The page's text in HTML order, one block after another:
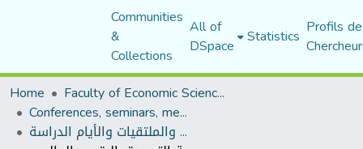
Communities
&
Collections
All of
DSpace Statistics Profils
Home
Faculty of Economic Sciences, Commerce and Management Sciences
Conferences, seminars, meetings, and study days
المؤتمرات والندوات والملتقيات والأيام الدراسة